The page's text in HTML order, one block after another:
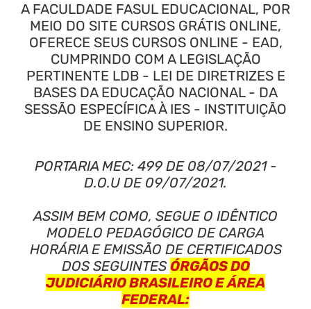
A FACULDADE FASUL EDUCACIONAL, POR
MEIO DO SITE CURSOS GRÁTIS ONLINE,
OFERECE SEUS CURSOS ONLINE - EAD,
CUMPRINDO COM A LEGISLAÇÃO
PERTINENTE LDB - LEI DE DIRETRIZES E
BASES DA EDUCAÇÃO NACIONAL - DA
SESSÃO ESPECÍFICA À IES - INSTITUIÇÃO
DE ENSINO SUPERIOR.
PORTARIA MEC: 499 DE 08/07/2021 -
D.O.U DE 09/07/2021.
ASSIM BEM COMO, SEGUE O IDÊNTICO
MODELO PEDAGÓGICO DE CARGA
HORÁRIA E EMISSÃO DE CERTIFICADOS
DOS SEGUINTES ÓRGÃOS DO
JUDICIÁRIO BRASILEIRO E ÁREA
FEDERAL: